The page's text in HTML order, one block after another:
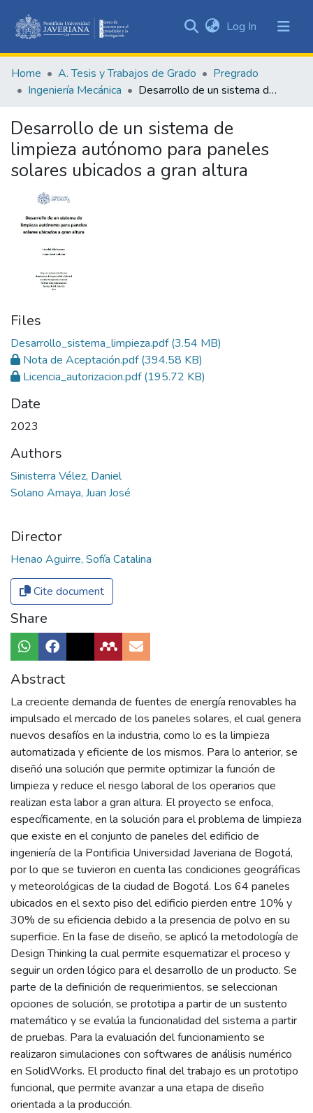
&
Collections
Statistics
Log In (current)
Home A. Tesis y Trabajos de Grado
Pregrado
Ingeniería Mecánica
Desarrollo de un sistema de limpieza autónomo para paneles solares ubicados a gran altura
Desarrollo de un sistema de
limpieza autónomo para paneles
solares ubicados a gran altura
Files
Desarrollo_sistema_limpieza.pdf(3.54 MB)
Nota de Aceptación.pdf(394.58 KB)
Licencia_autorizacion.pdf(195.72 KB)
Date
2023
Authors
Sinisterra Vélez, Daniel
Solano Amaya, Juan José
Director
Henao Aguirre, Sofía Catalina
Cite document
Share
Abstract
La creciente demanda de fuentes de energía renovables ha
impulsado el mercado de los paneles solares, el cual genera
nuevos desafíos en la industria, como lo es la limpieza
automatizada y eficiente de los mismos. Para lo anterior, se
diseñó una solución que permite optimizar la función de
limpieza y reduce el riesgo laboral de los operarios que
realizan esta labor a gran altura. El proyecto se enfoca,
específicamente, en la solución para el problema de limpieza
que existe en el conjunto de paneles del edificio de
ingeniería de la Pontificia Universidad Javeriana de Bogotá,
por lo que se tuvieron en cuenta las condiciones geográficas
y meteorológicas de la ciudad de Bogotá. Los 64 paneles
ubicados en el sexto piso del edificio pierden entre 10% y
30% de su eficiencia debido a la presencia de polvo en su
superficie. En la fase de diseño, se aplicó la metodología de
Design Thinking la cual permite esquematizar el proceso y
seguir un orden lógico para el desarrollo de un producto. Se
parte de la definición de requerimientos, se seleccionan
opciones de solución, se prototipa a partir de un sustento
matemático y se evalúa la funcionalidad del sistema a partir
de pruebas. Para la evaluación del funcionamiento se
realizaron simulaciones con softwares de análisis numérico
en SolidWorks. El producto final del trabajo es un prototipo
funcional, que permite avanzar a una etapa de diseño
orientada a la producción.